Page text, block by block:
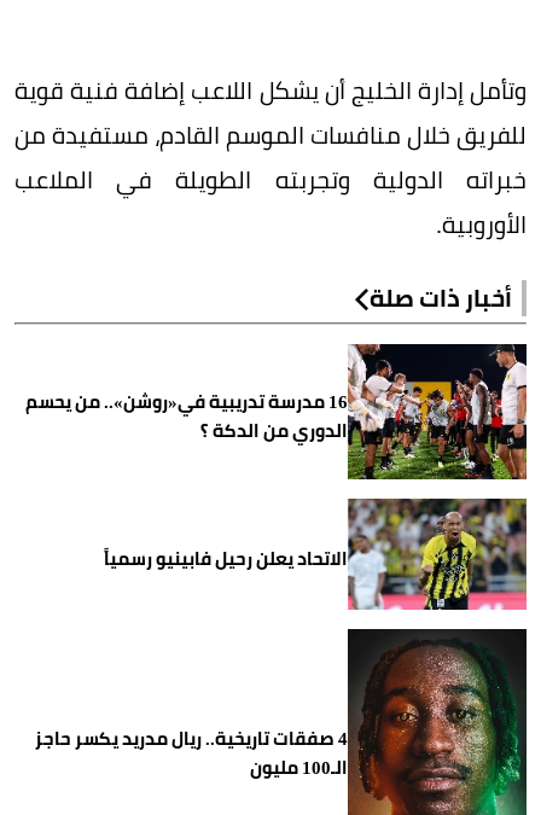
وتأمل إدارة الخليج أن يشكل اللاعب إضافة فنية قوية
للفريق خلال منافسات الموسم القادم، مستفيدة من
خبراته الدولية وتجربته الطويلة في الملاعب
الأوروبية.
أخبار ذات صلة
16 مدرسة تدريبية في«روشن».. من يحسم
الدوري من الدكة ؟
الاتحاد يعلن رحيل فابينيو رسمياً
4 صفقات تاريخية.. ريال مدريد يكسر حاجز
الـ100 مليون